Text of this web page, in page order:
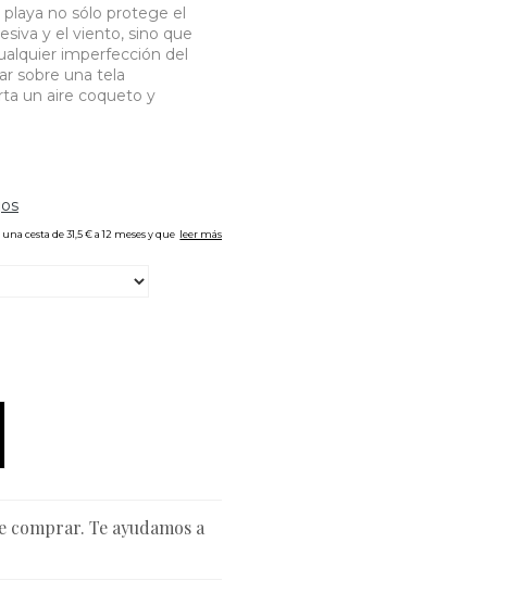
no sólo protege el
y el viento, sino que
imperfección del
sobre una tela
un aire coqueto y
comprar. Te ayudamos a